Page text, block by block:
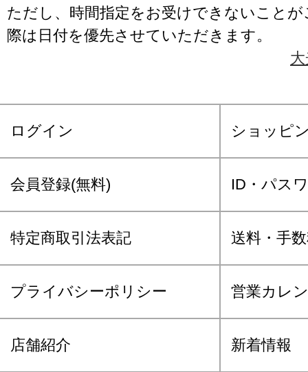
ただし、時間指定をお受けできないこと
際は日付を優先させていただきます。
ログイン ショッピ
会員登録(無料) ID・パス
特定商取引法表記 送料・手
プライバシーポリシー 営業カレ
店舗紹介 新着情報